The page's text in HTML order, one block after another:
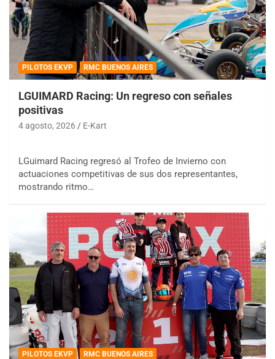
PILOTOS EKVP RMC BUENOS AIRES
LGUIMARD Racing: Un regreso con señales
positivas
4 agosto, 2026 E-Kart
LGuimard Racing regresó al Trofeo de Invierno con
actuaciones competitivas de sus dos representantes,
mostrando ritmo…
PILOTOS EKVP RMC BUENOS AIRES